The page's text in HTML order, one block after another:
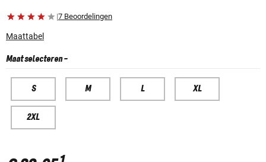
|7 Beoordelingen
Maattabel
Maat selecteren-
S M L XL
2XL